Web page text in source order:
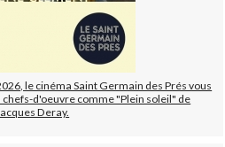
le cinéma Saint Germain des Prés vous
chefs-d'oeuvre comme "Plein soleil" de
Deray.